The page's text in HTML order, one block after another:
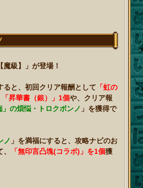
魔級】」が登場！
ると、初回クリア報酬として 「虹の
「昇華書（銀）」1個や、クリア報
の煩悩・トロクボンノ 」を獲得で
ノ 」を満福にすると、攻略ナビのお
「無印言凸塊(コラボ)」を1個獲